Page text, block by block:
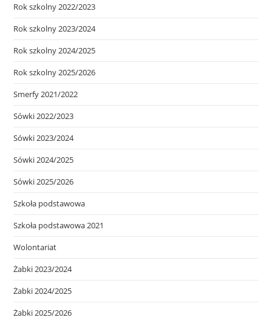
Rok szkolny 2022/2023
Rok szkolny 2023/2024
Rok szkolny 2024/2025
Rok szkolny 2025/2026
Smerfy 2021/2022
Sówki 2022/2023
Sówki 2023/2024
Sówki 2024/2025
Sówki 2025/2026
Szkoła podstawowa
Szkoła podstawowa 2021
Wolontariat
Żabki 2023/2024
Żabki 2024/2025
Żabki 2025/2026